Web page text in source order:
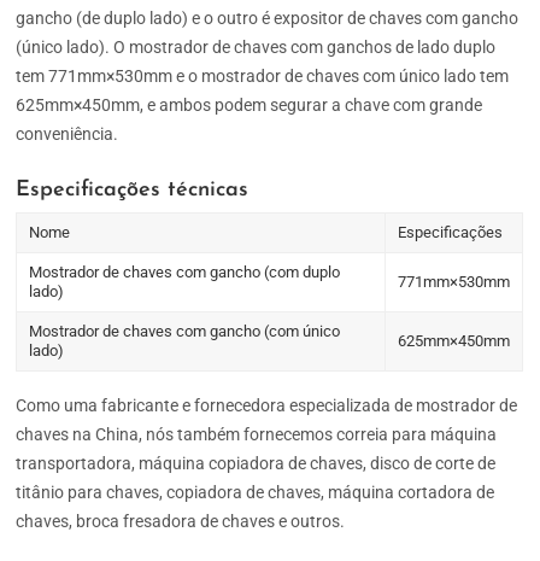
gancho (de duplo lado) e o outro é expositor de chaves com gancho
(único lado). O mostrador de chaves com ganchos de lado duplo
tem 771mm×530mm e o mostrador de chaves com único lado tem
625mm×450mm, e ambos podem segurar a chave com grande
conveniência.
Especificações técnicas
Nome Especificações
Mostrador de chaves com gancho (com duplo
lado)
771mm×530mm
Mostrador de chaves com gancho (com único
lado)
625mm×450mm
Como uma fabricante e fornecedora especializada de mostrador de
chaves na China, nós também fornecemos correia para máquina
transportadora, máquina copiadora de chaves, disco de corte de
titânio para chaves, copiadora de chaves, máquina cortadora de
chaves, broca fresadora de chaves e outros.